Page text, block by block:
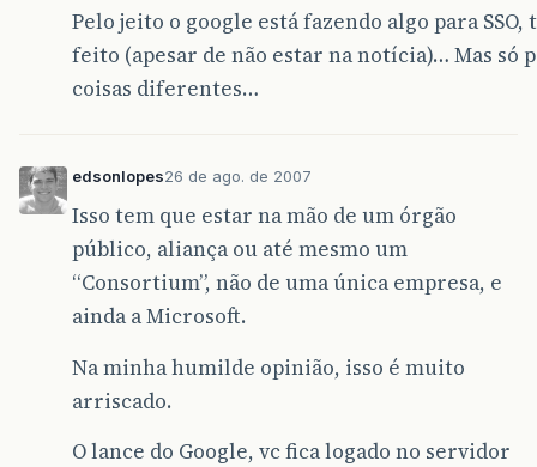
Pelo jeito o google está fazendo algo para SSO,
feito (apesar de não estar na notícia)… Mas só
coisas diferentes…
edsonlopes26 de ago. de 2007
Isso tem que estar na mão de um órgão
público, aliança ou até mesmo um
“Consortium”, não de uma única empresa, e
ainda a Microsoft.
Na minha humilde opinião, isso é muito
arriscado.
O lance do Google, vc fica logado no servidor